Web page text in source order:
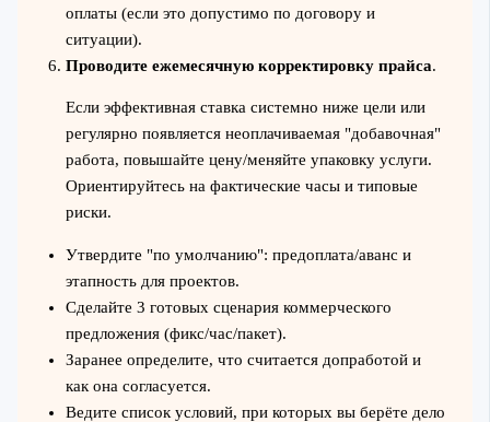
оплаты (если это допустимо по договору и
ситуации).
Проводите ежемесячную корректировку прайса.
Если эффективная ставка системно ниже цели или
регулярно появляется неоплачиваемая "добавочная"
работа, повышайте цену/меняйте упаковку услуги.
Ориентируйтесь на фактические часы и типовые
риски.
Утвердите "по умолчанию": предоплата/аванс и
этапность для проектов.
Сделайте 3 готовых сценария коммерческого
предложения (фикс/час/пакет).
Заранее определите, что считается допработой и
как она согласуется.
Ведите список условий, при которых вы берёте дело